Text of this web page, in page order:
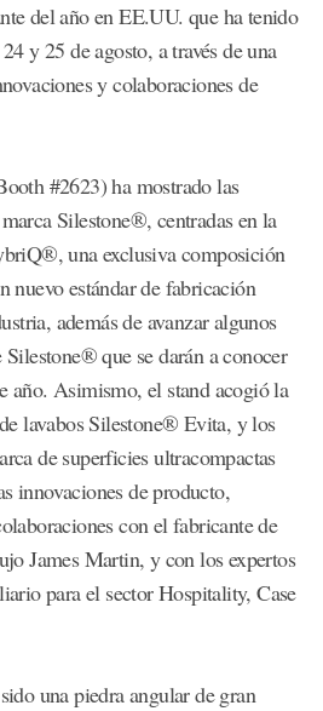
del año en EE.UU. que ha tenido
y 25 de agosto, a través de una
y colaboraciones de
#2623) ha mostrado las
Silestone®, centradas en la
una exclusiva composición
nuevo estándar de fabricación
además de avanzar algunos
que se darán a conocer
año. Asimismo, el stand acogió la
lavabos Silestone® Evita, y los
de superficies ultracompactas
innovaciones de producto,
con el fabricante de
James Martin, y con los expertos
para el sector Hospitality, Case
una piedra angular de gran